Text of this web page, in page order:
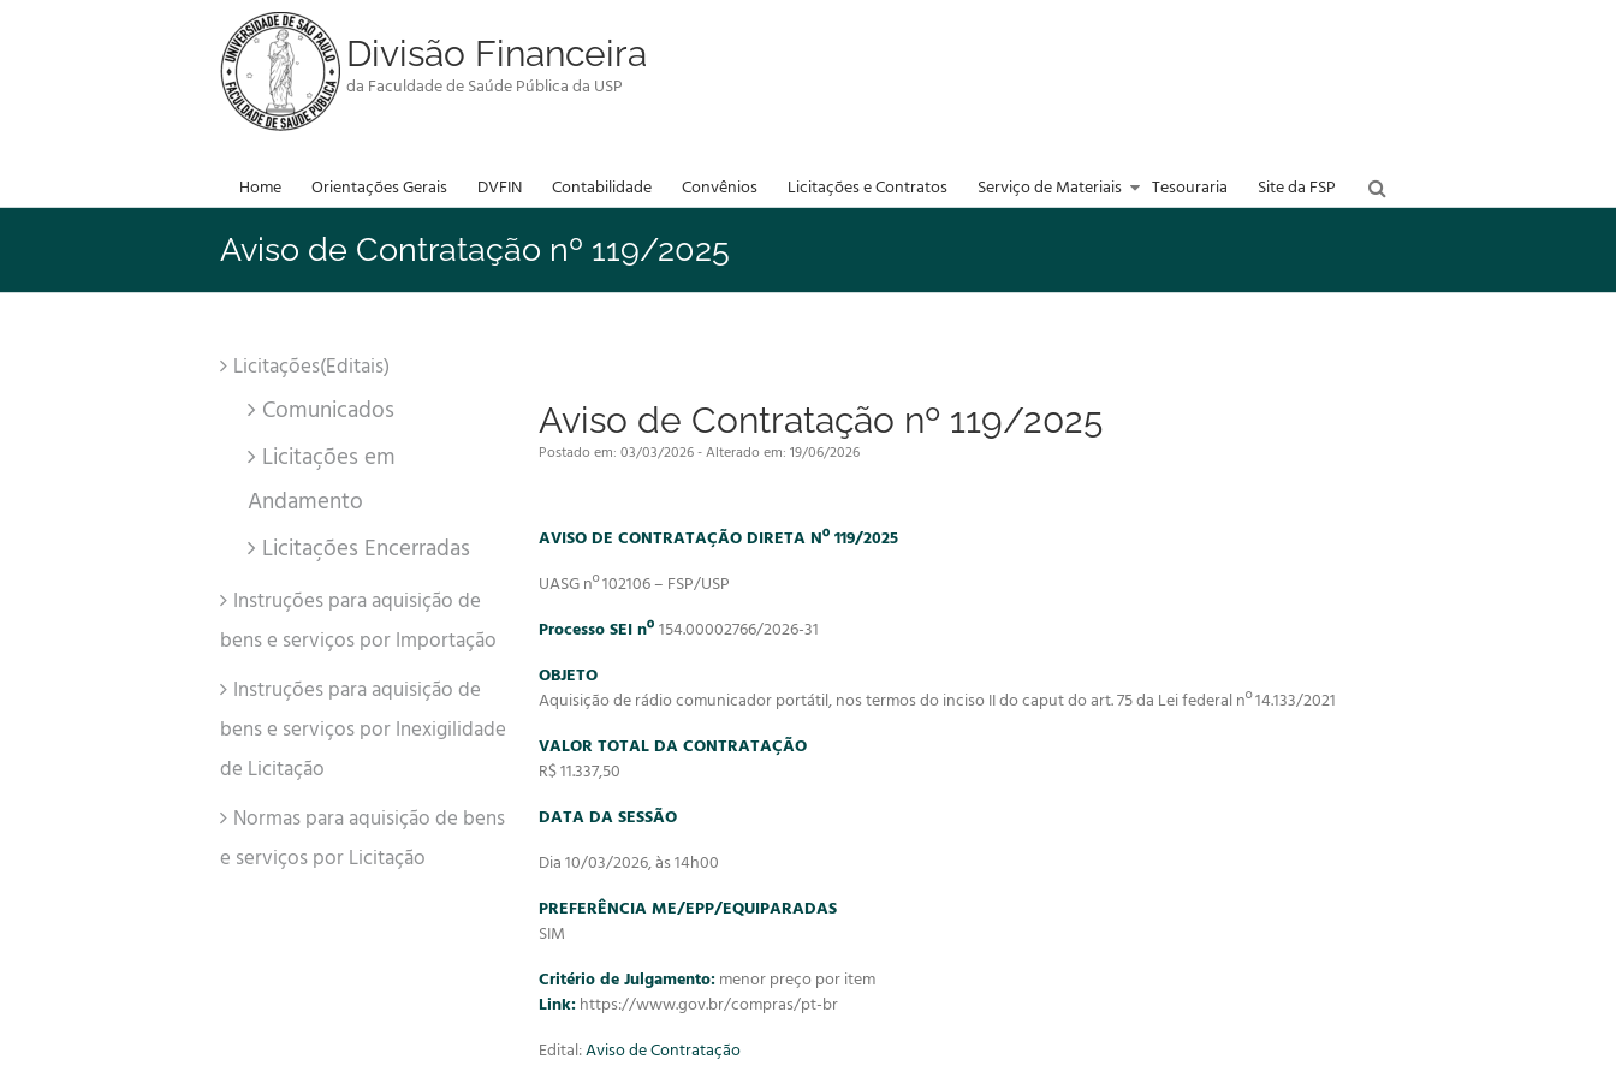
Divisão Financeira
da Faculdade de Saúde Pública da USP
Home Orientações Gerais DVFIN Contabilidade Convênios Licitações e Contratos Serviço de Materiais Tesouraria Site da FSP
Aviso de Contratação nº 119/2025
Aviso de Contratação nº 119/2025
Postado em: 03/03/2026 - Alterado em: 19/06/2026
AVISO DE CONTRATAÇÃO DIRETA Nº 119/2025
UASG nº 102106 – FSP/USP
Processo SEI nº154.00002766/2026-31
OBJETO
Aquisição de rádio comunicador portátil, nos termos do inciso II do caput do art. 75 da Lei federal nº 14.133/2021
VALOR TOTAL DA CONTRATAÇÃO
R$ 11.337,50
DATA DA SESSÃO
Dia 10/03/2026, às 14h00
PREFERÊNCIA ME/EPP/EQUIPARADAS
SIM
Critério de Julgamento:menor preço por item
Link:https://www.gov.br/compras/pt-br
Edital:Aviso de Contratação
Licitações(Editais)
Comunicados
Licitações em
Andamento
Licitações Encerradas
Instruções para aquisição de
bens e serviços por Importação
Instruções para aquisição de
bens e serviços por Inexigilidade
de Licitação
Normas para aquisição de bens
e serviços por Licitação